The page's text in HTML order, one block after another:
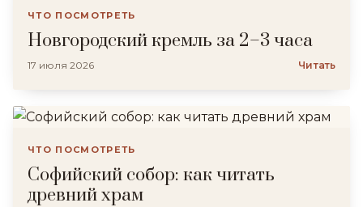
ЧТО ПОСМОТРЕТЬ
Новгородский кремль за 2–3 часа
17 июля 2026 Читать
ЧТО ПОСМОТРЕТЬ
Софийский собор: как читать
древний храм